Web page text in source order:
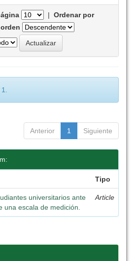
|Ordenar por
Anterior 1 Siguiente
Tipo
universitarios ante
una escala de medición.
Article